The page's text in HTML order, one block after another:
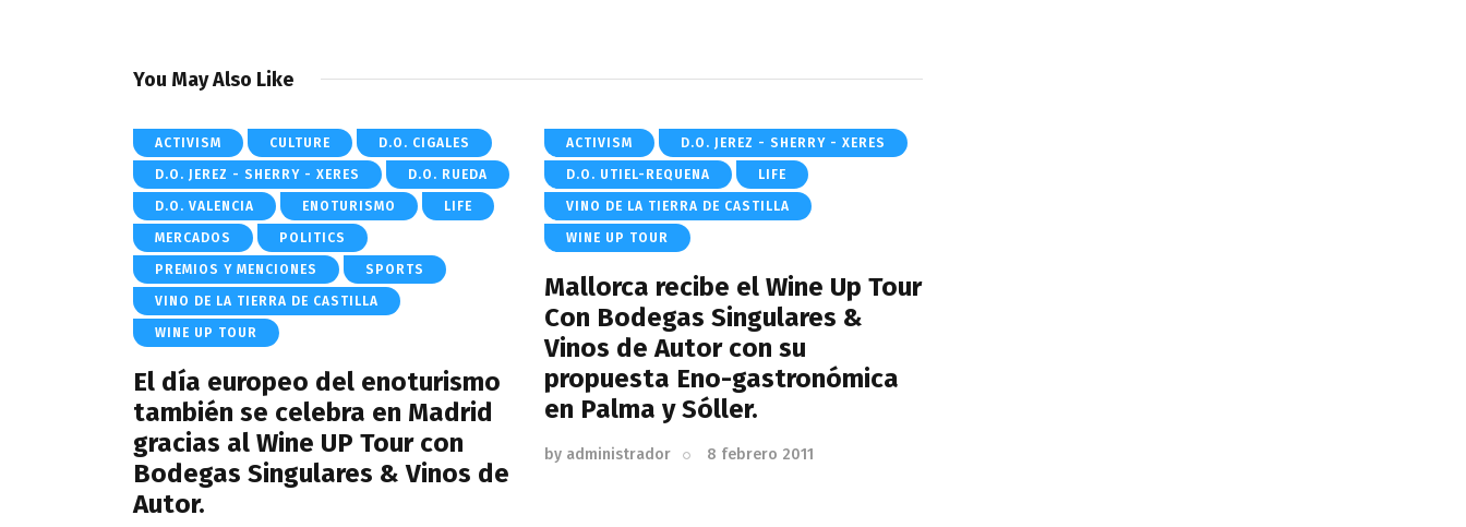
You May Also Like
ACTIVISM CULTURE D.O. CIGALES
D.O. JEREZ - SHERRY - XERES D.O. RUEDA
D.O. VALENCIA ENOTURISMO LIFE
MERCADOS POLITICS
PREMIOS Y MENCIONES SPORTS
VINO DE LA TIERRA DE CASTILLA
WINE UP TOUR
El día europeo del enoturismo
también se celebra en Madrid
gracias al Wine UP Tour con
Bodegas Singulares & Vinos de
Autor.
ACTIVISM D.O. JEREZ - SHERRY - XERES
D.O. UTIEL-REQUENA LIFE
VINO DE LA TIERRA DE CASTILLA
WINE UP TOUR
Mallorca recibe el Wine Up Tour
Con Bodegas Singulares &
Vinos de Autor con su
propuesta Eno-gastronómica
en Palma y Sóller.
by administrador 8 febrero 2011